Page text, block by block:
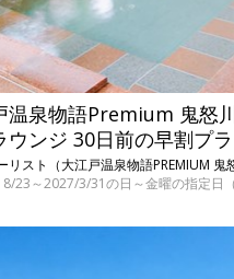
温泉物語Premium 鬼怒
ウンジ 30日前の早割プ
リスト（大江戸温泉物語PREMIUM 鬼
23～2027/3/31の日～金曜の指定日